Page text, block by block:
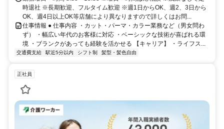
時退社 ※長期歓迎、フルタイム歓迎 ※週1日からOK、週2、3日から
OK、週4日以上OK等店舗により異なりますので詳しくはお問...
仕事情報 ● 仕事内容 ・カット・パーマ・カラー業務など（男女問わ
ず） ・幅広い年代のお客様に対応 ・ベーシックな技術が喜ばれる環
境 ・ブランクがあっても経験を活かせる 【キャリア】 ・ライフス...
交通費支給 駅近5分以内 シフト制 髪型・髪色自由
正社員